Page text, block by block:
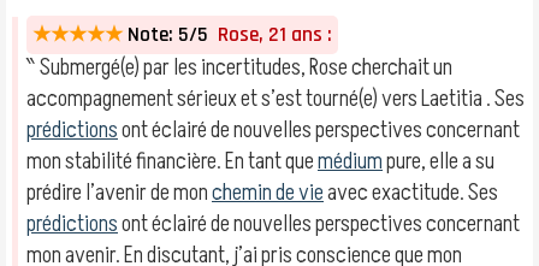
★★★★★ Note: 5/5 Rose, 21 ans :
‶ Submergé(e) par les incertitudes, Rose cherchait un
accompagnement sérieux et s’est tourné(e) vers Laetitia . Ses
prédictionsont éclairé de nouvelles perspectives concernant
mon stabilité financière. En tant quemédiumpure, elle a su
prédire l’avenir de monchemin de vieavec exactitude. Ses
prédictionsont éclairé de nouvelles perspectives concernant
mon avenir. En discutant, j’ai pris conscience que mon